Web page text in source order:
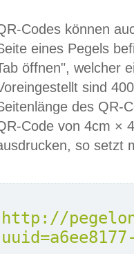
Codes können
eines Pegels
öffnen", welcher
sind
des QR-
Code von 4cm ×
so setzt
http://